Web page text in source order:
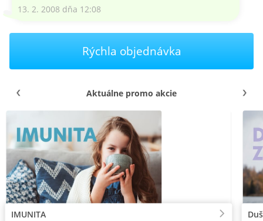
13. 2. 2008 dňa 12:08
Rýchla objednávka
Aktuálne promo akcie
IMUNITA